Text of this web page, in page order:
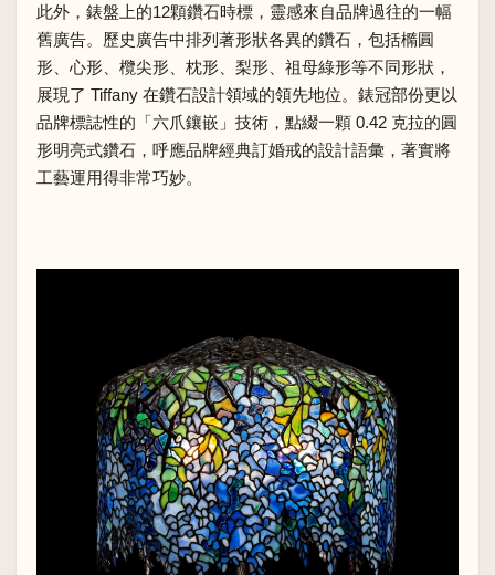
此外，錶盤上的12顆鑽石時標，靈感來自品牌過往的一幅
舊廣告。歷史廣告中排列著形狀各異的鑽石，包括橢圓
形、心形、欖尖形、枕形、梨形、祖母綠形等不同形狀，
展現了 Tiffany 在鑽石設計領域的領先地位。錶冠部份更以
品牌標誌性的「六爪鑲嵌」技術，點綴一顆 0.42 克拉的圓
形明亮式鑽石，呼應品牌經典訂婚戒的設計語彙，著實將
工藝運用得非常巧妙。